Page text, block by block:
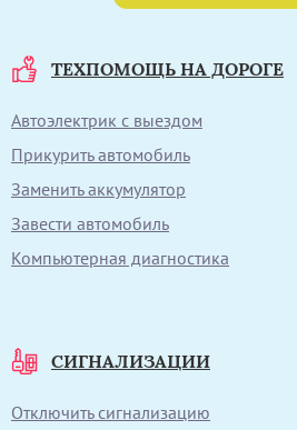
ТЕХПОМОЩЬ НА ДОРОГЕ
Автоэлектрик с выездом
Прикурить автомобиль
Заменить аккумулятор
Завести автомобиль
Компьютерная диагностика
СИГНАЛИЗАЦИИ
Отключить сигнализацию